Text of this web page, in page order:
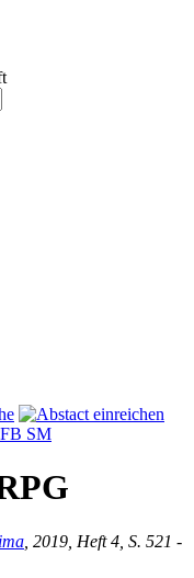
, 2019, Heft 4, S. 521 -